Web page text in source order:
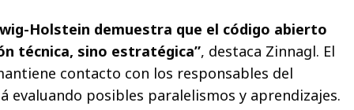
Holstein demuestra que el código abierto
técnica, sino estratégica”, destaca Zinnagl. El
contacto con los responsables del
evaluando posibles paralelismos y aprendizajes.